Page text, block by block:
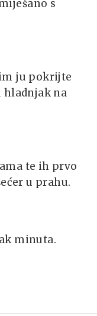
s
ju pokrijte
na
te ih prvo
u prahu.
minuta.